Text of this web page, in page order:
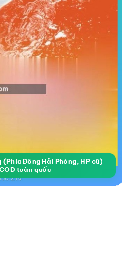
Đông Hải Phòng, HP cũ)
toàn quốc